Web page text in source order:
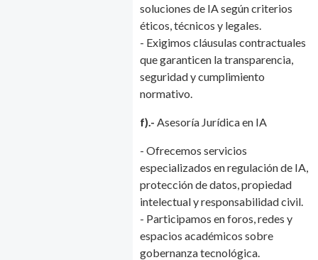
soluciones de IA según criterios
éticos, técnicos y legales.
- Exigimos cláusulas contractuales
que garanticen la transparencia,
seguridad y cumplimiento
normativo.
f).- Asesoría Jurídica en IA
- Ofrecemos servicios
especializados en regulación de IA,
protección de datos, propiedad
intelectual y responsabilidad civil.
- Participamos en foros, redes y
espacios académicos sobre
gobernanza tecnológica.